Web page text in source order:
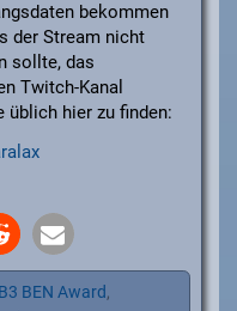
bekommen
der Stream nicht
sollte, das
Twitch-Kanal
üblich hier zu finden:
B3 BEN Award,